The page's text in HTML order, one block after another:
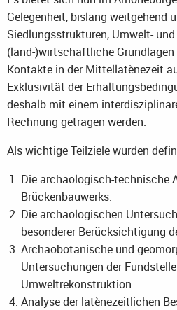
Gelegenheit, bislang weitgehend
Siedlungsstrukturen, Umwelt-
(land-)wirtschaftliche
Kontakte in der Mittellatènezeit
Exklusivität der
deshalb mit einem
Rechnung getragen werden.
Als wichtige Teilziele wurden
Die archäologisch-technische
Brückenbauwerks.
Die archäologischen
besonderer Berücksichtigung
Archäobotanische und
Untersuchungen der
Umweltrekonstruktion.
Analyse der latènezeitlichen